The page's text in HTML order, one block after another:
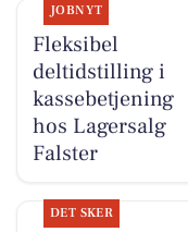
JOBNYT
Fleksibel
deltidstilling i
kassebetjening
hos Lagersalg
Falster
DET SKER